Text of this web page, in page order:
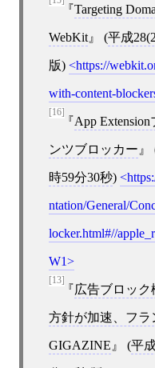
Targeting
WebKit (平成
版) https://
with-content-
[16]
App
ンツブロッカー
時59分30秒)
ntation/General/
locker.html#//
W1
[13]
広告ブロッ
方針が加速、フ
GIGAZINE (平